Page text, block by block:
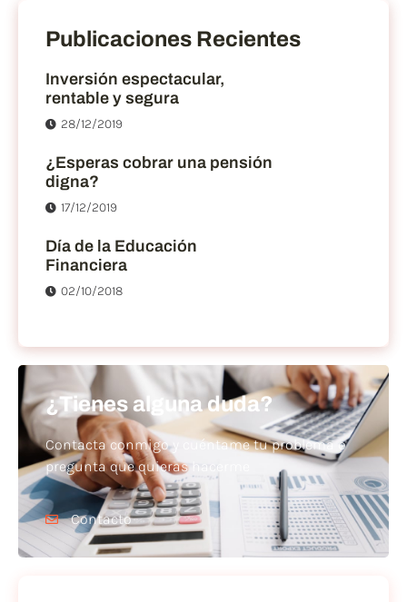
Publicaciones Recientes
Inversión espectacular,
rentable y segura
28/12/2019
¿Esperas cobrar una pensión
digna?
17/12/2019
Día de la Educación
Financiera
02/10/2018
¿Tienes alguna duda?
Contacta conmigo y cuéntame tu problema o
pregunta que quieras hacerme
Contacto